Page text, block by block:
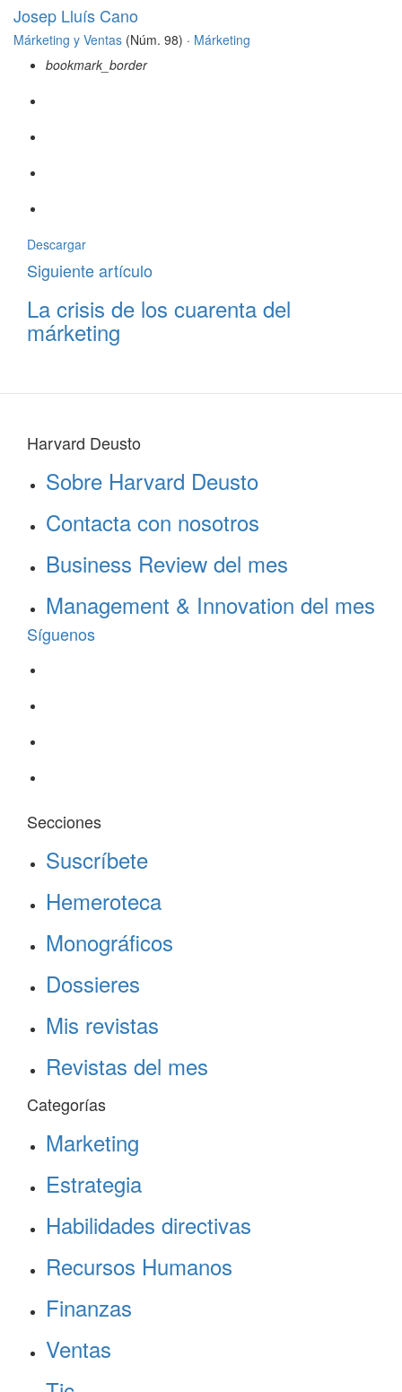
Josep Lluís Cano
Márketing y Ventas (Núm. 98) · Márketing
bookmark_border
Descargar
Siguiente artículo
La crisis de los cuarenta del
márketing
Harvard Deusto
Sobre Harvard Deusto
Contacta con nosotros
Business Review del mes
Management & Innovation del mes
Síguenos
Secciones
Suscríbete
Hemeroteca
Monográficos
Dossieres
Mis revistas
Revistas del mes
Categorías
Marketing
Estrategia
Habilidades directivas
Recursos Humanos
Finanzas
Ventas